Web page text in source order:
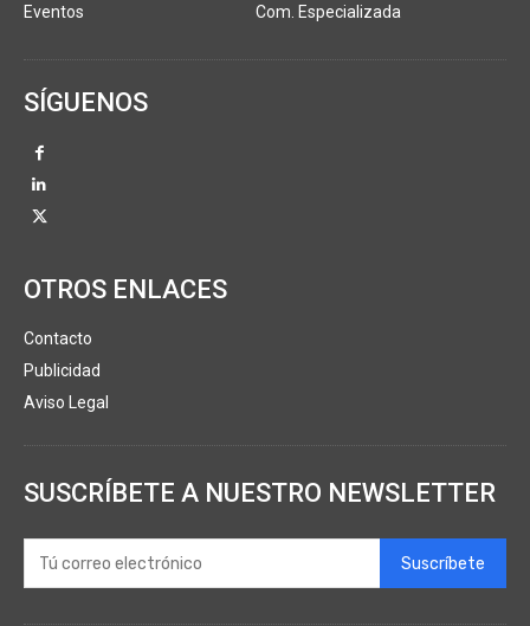
Eventos
Com. Especializada
SÍGUENOS
OTROS ENLACES
Contacto
Publicidad
Aviso Legal
SUSCRÍBETE A NUESTRO NEWSLETTER
Suscríbete